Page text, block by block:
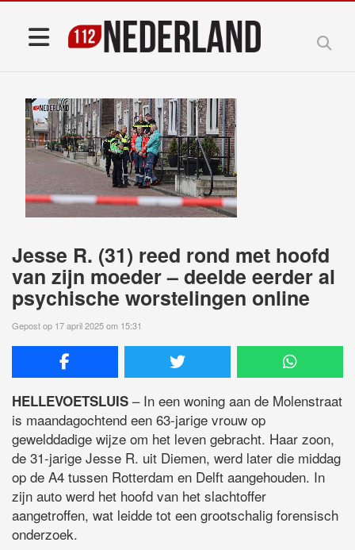
Jesse R. (31) reed rond met hoofd
van zijn moeder – deelde eerder al
psychische worstelingen online
Gepost op 17 april 2025 om 15:31
HELLEVOETSLUIS – In een woning aan de Molenstraat
is maandagochtend een 63-jarige vrouw op
gewelddadige wijze om het leven gebracht. Haar zoon,
de 31-jarige Jesse R. uit Diemen, werd later die middag
op de A4 tussen Rotterdam en Delft aangehouden. In
zijn auto werd het hoofd van het slachtoffer
aangetroffen, wat leidde tot een grootschalig forensisch
onderzoek.